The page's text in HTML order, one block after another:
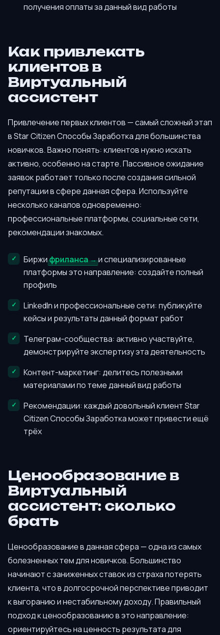
получения оплаты за данный вид работы
Как привлекать
клиентов в
Виртуальный
ассистент
Привлечение первых клиентов — самый сложный этап
в Star Citizen Способы Заработка для большинства
новичков. Важно понять: клиентов нужно искать
активно, особенно на старте. Пассивное ожидание
заявок работает только после создания сильной
репутации в сфере данная сфера. Используйте
несколько каналов одновременно:
профессиональные платформы, социальные сети,
рекомендации знакомых.
Биржифриланса
и специализированные
платформы это направление: создайте полный
профиль
LinkedIn и профессиональные сети: публикуйте
кейсы и результаты данный формат работ
Телеграм-сообщества: активно участвуйте,
демонстрируйте экспертизу эта деятельность
Контент-маркетинг: делитесь полезными
материалами по теме данный вид работы
Рекомендации: каждый довольный клиент Star
Citizen Способы Заработка может привести ещё
трёх
Ценообразование в
Виртуальный
ассистент: сколько
брать
Ценообразование в данная сфера — одна из самых
болезненных тем для новичков. Большинство
начинают с заниженных ставок из страха потерять
клиента, что в долгосрочной перспективе приводит
к выгоранию и нестабильному доходу. Правильный
подход к ценообразованию в это направление:
ориентируйтесь на ценность результата для